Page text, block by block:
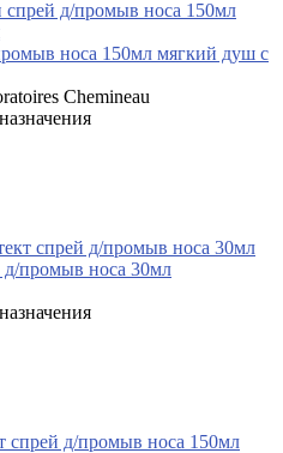
носа 150мл мягкий душ с
Chemineau
д/промыв носа 30мл